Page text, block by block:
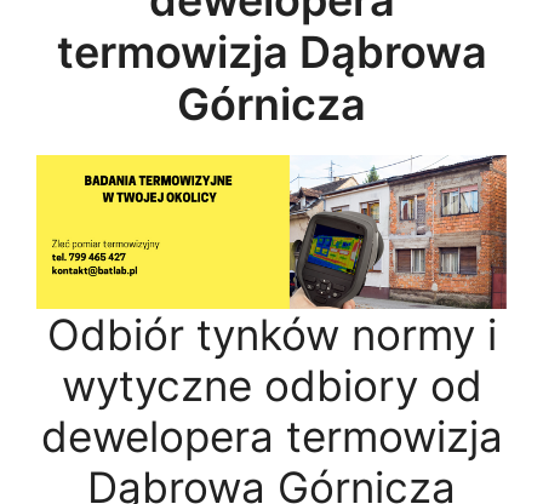
termowizja Dąbrowa
Górnicza
Odbiór tynków normy i
wytyczne odbiory od
dewelopera termowizja
Dąbrowa Górnicza